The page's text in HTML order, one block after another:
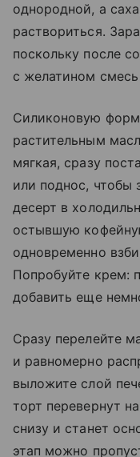
однородной, а
раствориться.
поскольку после
с желатином смесь
Силиконовую
растительным
мягкая, сразу
или поднос, чтобы
десерт в
остывшую
одновременно
Попробуйте крем:
добавить еще
Сразу перелейте
и равномерно
выложите слой
торт перевернут
снизу и станет
этап можно